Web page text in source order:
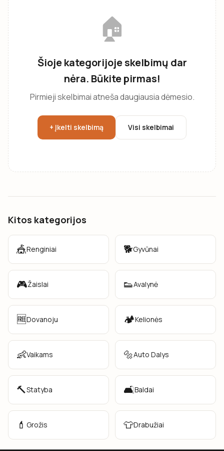
🏠
Šioje kategorijoje skelbimų dar
nėra. Būkite pirmas!
Pirmieji skelbimai atneša daugiausia dėmesio.
+ Įkelti skelbimą Visi skelbimai
Kitos kategorijos
🎪Renginiai 🐕Gyvūnai
🎮Žaislai 👟Avalynė
🆓Dovanoju 🏕️Kelionės
👶Vaikams 🔩Auto Dalys
🔨Statyba 🛋️Baldai
💄 Grožis 👕Drabužiai